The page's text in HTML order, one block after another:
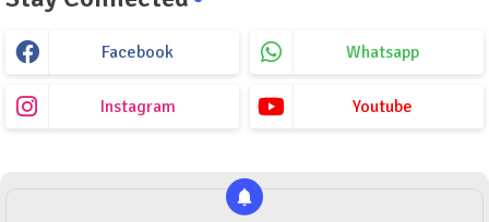
Facebook Whatsapp
Instagram Youtube